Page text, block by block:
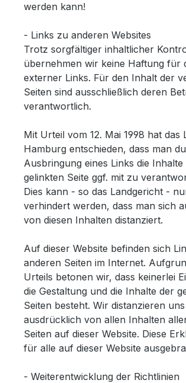
werden kann!
- Links zu anderen Websites
Trotz sorgfältiger inhaltlicher
übernehmen wir keine Haftung für
externer Links. Für den Inhalt der
Seiten sind ausschließlich deren
verantwortlich.
Mit Urteil vom 12. Mai 1998 hat das
Hamburg entschieden, dass man
Ausbringung eines Links die Inhalte
gelinkten Seite ggf. mit zu
Dies kann - so das Landgericht -
verhindert werden, dass man sich
von diesen Inhalten distanziert.
Auf dieser Website befinden sich
anderen Seiten im Internet.
Urteils betonen wir, dass keinerlei
die Gestaltung und die Inhalte der
Seiten besteht. Wir distanzieren
ausdrücklich von allen Inhalten
Seiten auf dieser Website. Diese
für alle auf dieser Website
- Weiterentwicklung der Richtlinien